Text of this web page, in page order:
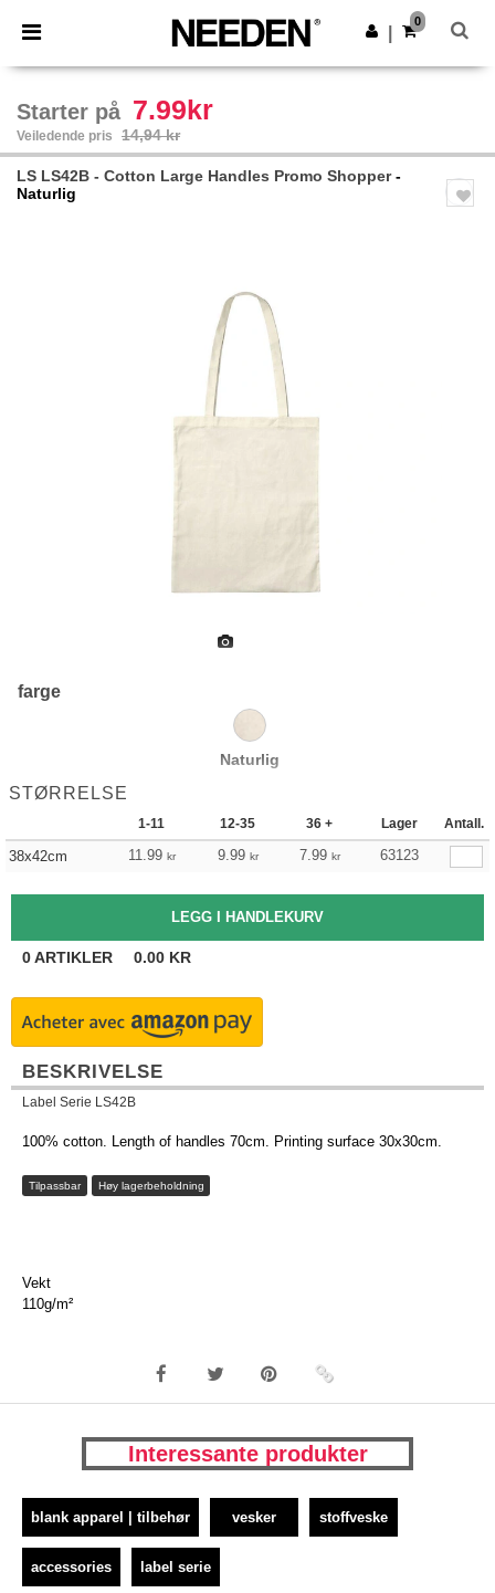
× Needen-app
Bedre priser i appen!
Last ned app
0
Starter på 7.99kr
Veiledende pris 14,94 kr
LS LS42B - Cotton Large Handles Promo Shopper-
Naturlig
farge
Naturlig
STØRRELSE
1-11 12-35 36 + Lager Antall.
38x42cm 11.99 kr 9.99 kr 7.99 kr 63123
0ARTIKLER 0.00 KR
BESKRIVELSE
Label Serie LS42B
100% cotton. Length of handles 70cm. Printing surface 30x30cm.
Tilpassbar Høy lagerbeholdning
Vekt
110g/m²
Interessante produkter
blank apparel | tilbehør vesker stoffveske
accessories label serie